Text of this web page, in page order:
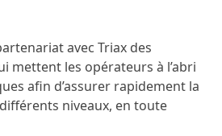
avec Triax des
mettent les opérateurs à l’abri
afin d’assurer rapidement la
niveaux, en toute